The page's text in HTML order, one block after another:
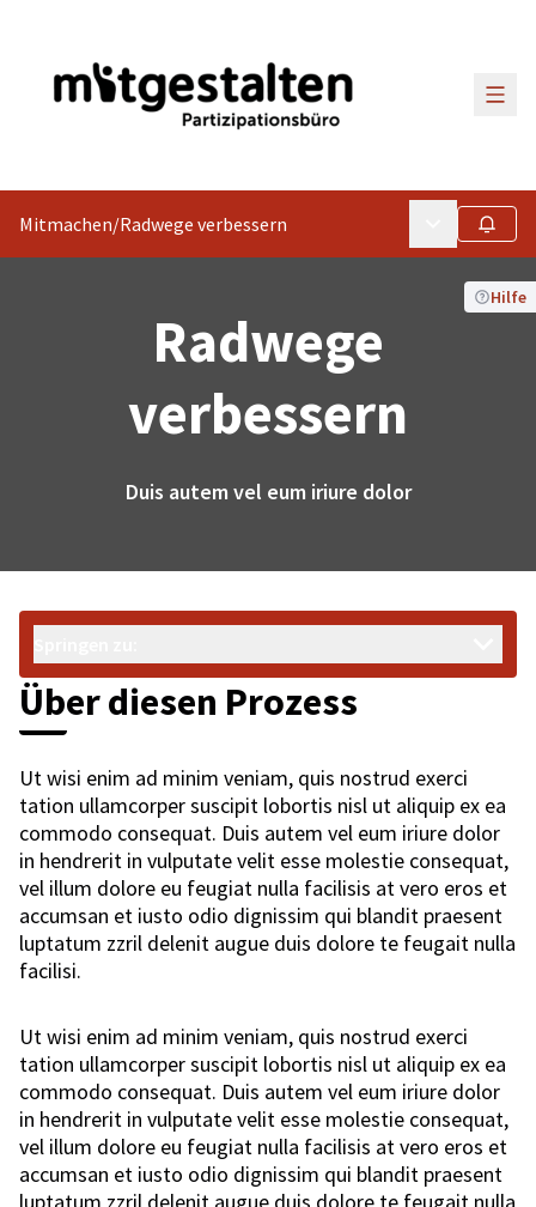
Mitmachen/Radwege verbessern Hauptmenü
Folgen
Hilfe
Radwege
verbessern
Duis autem vel eum iriure dolor
Über diesen Prozess
Ut wisi enim ad minim veniam, quis nostrud exerci
tation ullamcorper suscipit lobortis nisl ut aliquip ex ea
commodo consequat. Duis autem vel eum iriure dolor
in hendrerit in vulputate velit esse molestie consequat,
vel illum dolore eu feugiat nulla facilisis at vero eros et
accumsan et iusto odio dignissim qui blandit praesent
luptatum zzril delenit augue duis dolore te feugait nulla
facilisi.
Ut wisi enim ad minim veniam, quis nostrud exerci
tation ullamcorper suscipit lobortis nisl ut aliquip ex ea
commodo consequat. Duis autem vel eum iriure dolor
in hendrerit in vulputate velit esse molestie consequat,
vel illum dolore eu feugiat nulla facilisis at vero eros et
accumsan et iusto odio dignissim qui blandit praesent
luptatum zzril delenit augue duis dolore te feugait nulla